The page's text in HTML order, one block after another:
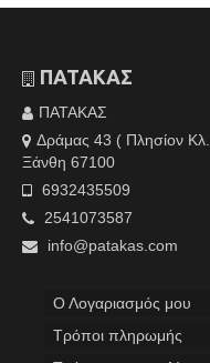
ΠΑΤΑΚΑΣ
ΠΑΤΑΚΑΣ
Δράμας 43 ( Πλησίον
Ξάνθη 67100
6932435509
2541073587
info@patakas.com
Ο Λογαριασμός μου
Tρόποι πληρωμής